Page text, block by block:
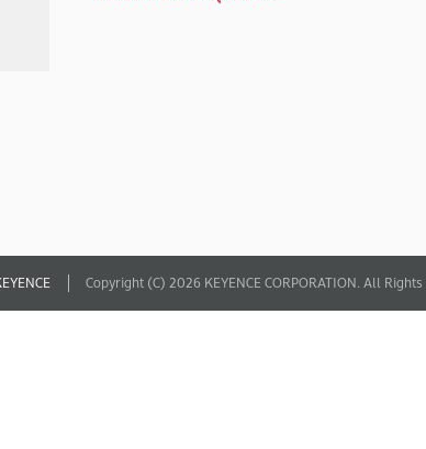
Copyright (C) 2026 KEYENCE CORPORATION. All